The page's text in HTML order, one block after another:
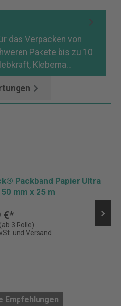
das Verpacken von
Pakete bis zu 10
Klebema…
Packband Papier Ultra
mm x 25 m
€*
3 Rolle)
und Versand
Empfehlungen